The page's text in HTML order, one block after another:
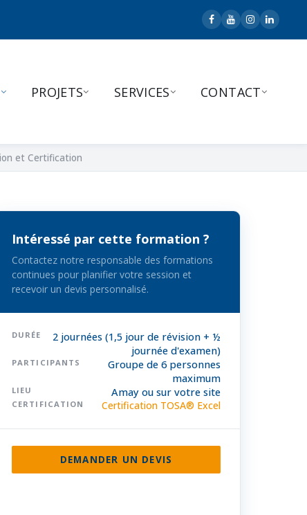
PROJETS SERVICES CONTACT
et Certification
Intéressé par cette formation ?
Contactez notre responsable des formations
continues pour planifier votre session et
recevoir un devis personnalisé.
DURÉE
2 journées (1,5 jour de révision + ½
journée d'examen)
PARTICIPANTS
Groupe de 6 personnes
maximum
LIEU Amay ou sur votre site
CERTIFICATION Certification TOSA® Excel
DEMANDER UN DEVIS